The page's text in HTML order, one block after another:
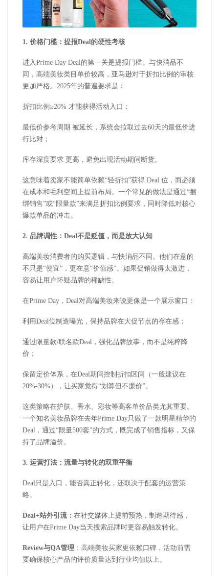
1. 价格门槛：提报Deal的硬性考核
进入 Prime Day Deal的第一关是提报门槛。与快消品不
同，高端美妆类目单价较高， 亚马逊对于折扣比例的审核
更加严格。 2025年的普遍要求是：
折扣比例 ≥20% 才能获得活动入口；
最低价参考周期 被延长，系统会拉取过去60天的最低价进
行比对；
库存深度要求 更高，避免出现活动期间断货。
这意味着卖家不能简单依赖“轻折扣”获得 Deal 位，而必须
在成本和毛利空间上提前布局。一个常见的做法是通过“捆
绑销售”或“限量款”来满足折扣比例要求，同时降低对核心
爆款单品的冲击。
2. 品牌调性： Deal不是贬值，而是放大认知
高端美妆消费者的购买逻辑，与快消品不同。他们在意的
不只是“便宜”，更在意“价值感”。如果促销做得太激进，
容易让用户怀疑品牌的稀缺性。
在Prime Day ， Deal对高端美妆来说更像是一个展示窗口：
利用Deal位制造曝光，保持品牌在大促节点的存在感；
通过限量款/联名款Deal ，强化品牌故事，而不是纯粹降
价；
保留定价体系，在Deal期间控制折扣区间（一般建议在
20%-30%），让买家觉得“划算但不廉价”。
这类策略在护肤、香水、彩妆等高客单价品类尤其重要。
一个知名美妆品牌在去年Prime Day只做了一款明星精华的
Deal ，通过“限量500套”的方式，既完成了销售指标，又保
持了品牌溢价。
3. 运营打法：流量与转化的双重平衡
Deal 只是入口，能否真正转化，还取决于配套的运营策
略。
Deal+站外引流： 在社交媒体上提前预热，制造期待感，
让用户在Prime Day当天搜索品牌时更容易触发转化。
Review与QA管理 ：高端美妆买家更依赖口碑，活动前需
要确保核心产品的评价质量达到行业均值以上。